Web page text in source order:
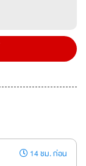
14 ชม. ก่อน